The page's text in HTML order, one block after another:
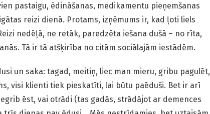
pastaigu, ēdināšanas, medikamentu pieņemšanas
reizi dienā. Protams, izņēmums ir, kad ļoti liels
nedēļā, ne retāk, paredzēta iešana dušā – no rīta,
Tā ir tā atšķirība no citām sociālajām iestādēm.
un saka: tagad, meitiņ, liec man mieru, gribu pagulēt,
visi klienti tiek pieskatīti, lai būtu paēduši. Bet ir arī
ēst, vai otrādi (tas gadās, strādājot ar demences